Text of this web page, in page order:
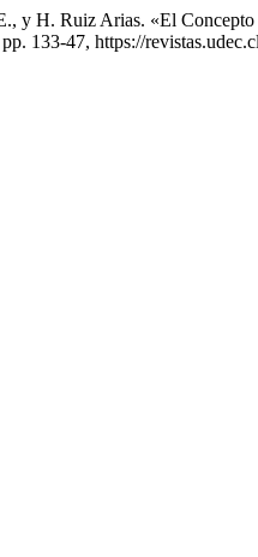
y H. Ruiz Arias. «El
133-47, https://